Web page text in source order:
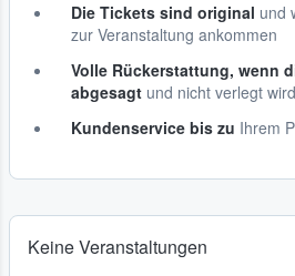
Die Tickets sind original und
zur Veranstaltung ankommen
Volle Rückerstattung, wenn
abgesagt und nicht verlegt wird
Kundenservice bis zu Ihrem
Keine Veranstaltungen